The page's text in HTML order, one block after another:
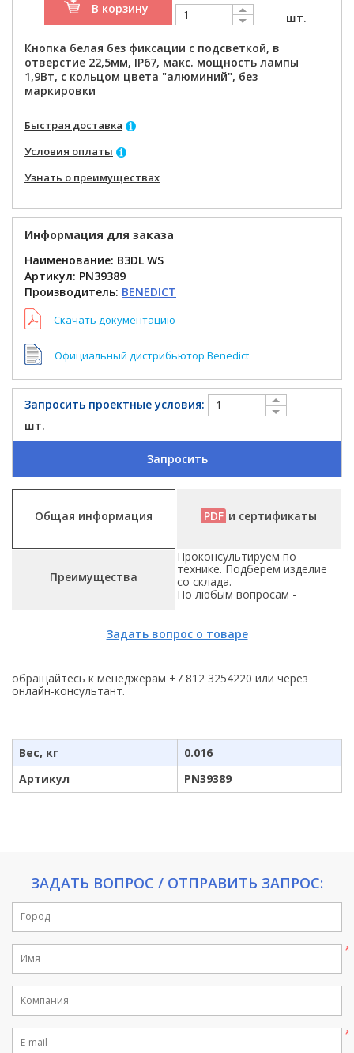
В корзину
шт.
Кнопка белая без фиксации с подсветкой, в
отверстие 22,5мм, IP67, макс. мощность лампы
1,9Вт, с кольцом цвета "алюминий", без
маркировки
Быстрая доставка
Условия оплаты
Узнать о преимуществах
Информация для заказа
Наименование: B3DL WS
Артикул: PN39389
Производитель: BENEDICT
Скачать документацию
Официальный дистрибьютор Benedict
Запросить проектные условия:
шт.
Запросить
Общая информация PDF и сертификаты
Преимущества
Задать вопрос о товаре
Проконсультируем по
технике. Подберем изделие
со склада.
По любым вопросам -
обращайтесь к менеджерам +7 812 3254220 или через
онлайн-консультант.
Вес, кг
0.016
Артикул
PN39389
ЗАДАТЬ ВОПРОС / ОТПРАВИТЬ ЗАПРОС: